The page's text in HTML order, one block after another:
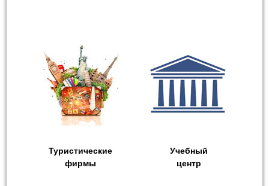
Туристические
фирмы
Учебный
центр